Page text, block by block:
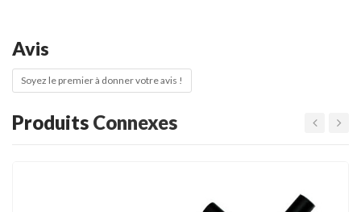
Avis
Soyez le premier à donner votre avis !
Produits Connexes